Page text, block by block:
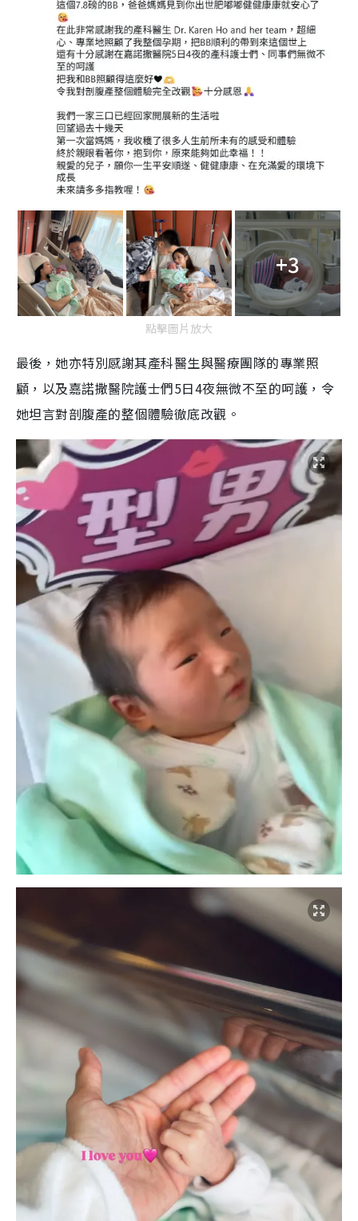
+3
點擊圖片放大
最後，她亦特別感謝其產科醫生與醫療團隊的專業照
顧，以及嘉諾撒醫院護士們5日4夜無微不至的呵護，令
她坦言對剖腹產的整個體驗徹底改觀。